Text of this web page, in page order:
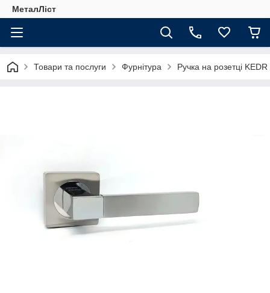
МеталЛіст
Товари та послуги Фурнітура Ручка на розетці